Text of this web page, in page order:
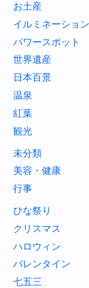
お土産
イルミネーション
パワースポット
世界遺産
日本百景
温泉
紅葉
観光
未分類
美容・健康
行事
ひな祭り
クリスマス
ハロウィン
バレンタイン
七五三